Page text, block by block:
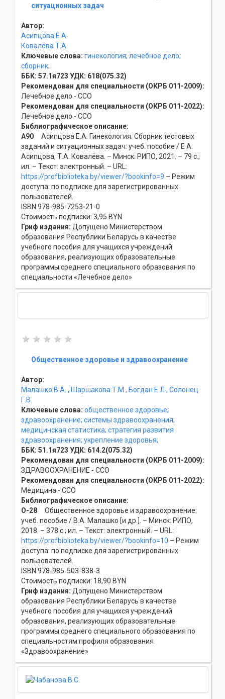
ситуационных задач
Автор:
Асипцова Е.А.
Ковалёва Т.А.
Ключевые слова: гинекология; лечебное дело;
сборник;
ББК: 57.1я723 УДК: 618(075.32)
Рекомендован для специальности (ОКРБ 011-2009):
Лечебное дело - ССO
Рекомендован для специальности (ОКРБ 011-2022):
Лечебное дело - ССO
Библиографическое описание:
А90 Асипцова Е.А. Гинекология. Сборник тестовых
заданий и ситуационных задач: учеб. пособие / Е А.
Асипцова, Т.А. Ковалёва. – Минск: РИПО, 2021. – 79 с.;
ил. – Текст: электронный. – URL:
https://profbiblioteka.by/viewer/?bookinfo=9 – Режим
доступа: по подписке для зарегистрированных
пользователей.
ISBN 978-985-7253-21-0
Стоимость подписки: 3,95 BYN
Гриф издания: Допущено Министерством
образования Республики Беларусь в качестве
учебного пособия для учащихся учреждений
образования, реализующих образовательные
программы среднего специального образования по
специальности «Лечебное дело»
Общественное здоровье и здравоохранение
Автор:
Малашко В.А. , Шаршакова Т.М , Богдан Е.Л , Солонец
Г.В.
Ключевые слова: общественное здоровье;
здравоохранение; системы здравоохранения;
медицинская статистика; стратегия развития
здравоохранения; укрепление здоровья;
ББК: 51.1я723 УДК: 614.2(075.32)
Рекомендован для специальности (ОКРБ 011-2009):
ЗДРАВООХРАНЕНИЕ - ССO
Рекомендован для специальности (ОКРБ 011-2022):
Медицина - ССO
Библиографическое описание:
О-28 Общественное здоровье и здравоохранение:
учеб. пособие / В.А. Малашко [и др.]. – Минск: РИПО,
2018. – 378 с.; ил. – Текст: электронный. – URL:
https://profbiblioteka.by/viewer/?bookinfo=10 – Режим
доступа: по подписке для зарегистрированных
пользователей.
ISBN 978-985-503-838-3
Стоимость подписки: 18,90 BYN
Гриф издания: Допущено Министерством
образования Республики Беларусь в качестве
учебного пособия для учащихся учреждений
образования, реализующих образовательные
программы среднего специального образования по
специальностям профиля образования
«Здравоохранение»